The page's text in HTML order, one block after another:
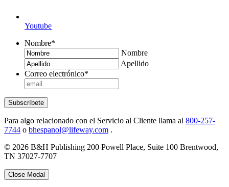
Youtube
Nombre*
Nombre
Apellido
Correo electrónico*
Subscríbete
Para algo relacionado con el Servicio al Cliente llama al 800-257-
7744 o bhespanol@lifeway.com .
© 2026 B&H Publishing 200 Powell Place, Suite 100 Brentwood,
TN 37027-7707
Close Modal